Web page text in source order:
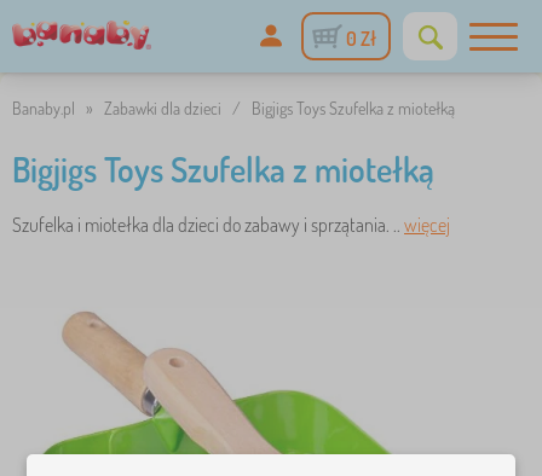
0 Zł
Banaby.pl » Zabawki dla dzieci / Bigjigs Toys Szufelka z miotełką
Bigjigs Toys Szufelka z miotełką
Szufelka i miotełka dla dzieci do zabawy i sprzątania. .. więcej